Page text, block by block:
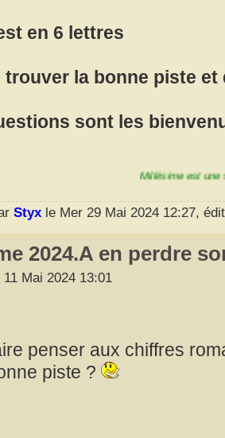
en 6 lettres
trouver la bonne piste
sont les
Millésime est une série de
Styx le Mer 29 Mai 2024 12:27,
2024.A en perdre
Mai 2024 13:01
penser aux chiffres
piste ?